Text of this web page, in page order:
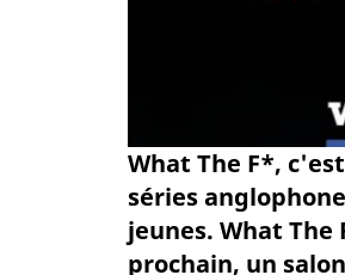
What The F*,
séries
jeunes. What The
prochain, un